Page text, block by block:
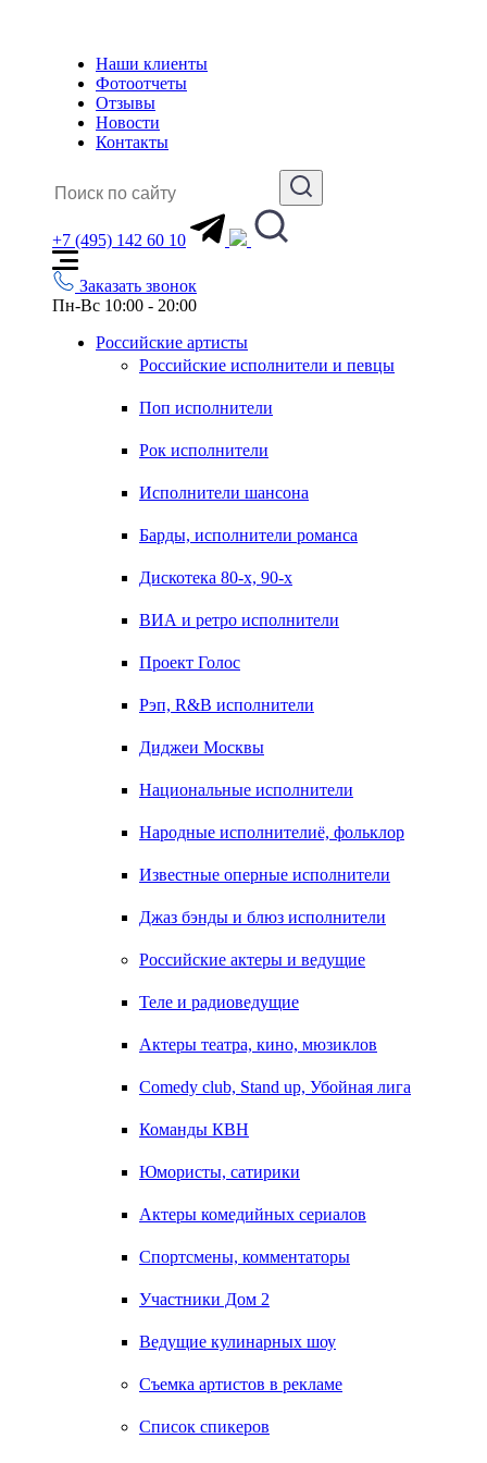
Наши клиенты
Фотоотчеты
Отзывы
Новости
Контакты
+7 (495) 142 60 10
Заказать звонок
Пн-Вс 10:00 - 20:00
Российские артисты
Российские исполнители и певцы
Поп исполнители
Рок исполнители
Исполнители шансона
Барды, исполнители романса
Дискотека 80-х, 90-х
ВИА и ретро исполнители
Проект Голос
Рэп, R&B исполнители
Диджеи Москвы
Национальные исполнители
Народные исполнителиё, фольклор
Известные оперные исполнители
Джаз бэнды и блюз исполнители
Российские актеры и ведущие
Теле и радиоведущие
Актеры театра, кино, мюзиклов
Comedy club, Stand up, Убойная лига
Команды КВН
Юмористы, сатирики
Актеры комедийных сериалов
Спортсмены, комментаторы
Участники Дом 2
Ведущие кулинарных шоу
Съемка артистов в рекламе
Список спикеров